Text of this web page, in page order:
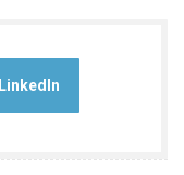
LinkedIn